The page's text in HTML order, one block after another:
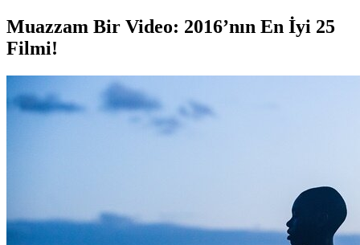
Muazzam Bir Video: 2016’nın En İyi 25
Filmi!